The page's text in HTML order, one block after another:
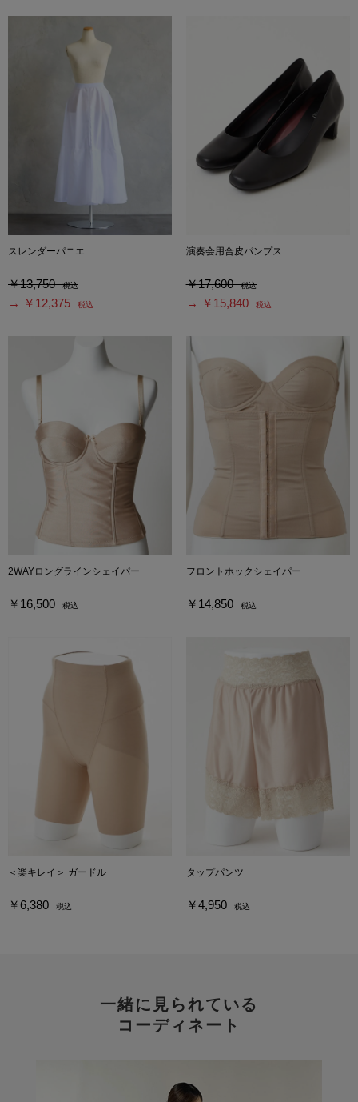
スレンダーパニエ
￥13,750 税込
→ ￥12,375 税込
演奏会用合皮パンプス
￥17,600 税込
→ ￥15,840 税込
2WAYロングラインシェイパー
￥16,500 税込
フロントホックシェイパー
￥14,850 税込
＜楽キレイ＞ ガードル
￥6,380 税込
タップパンツ
￥4,950 税込
一緒に見られている
コーディネート